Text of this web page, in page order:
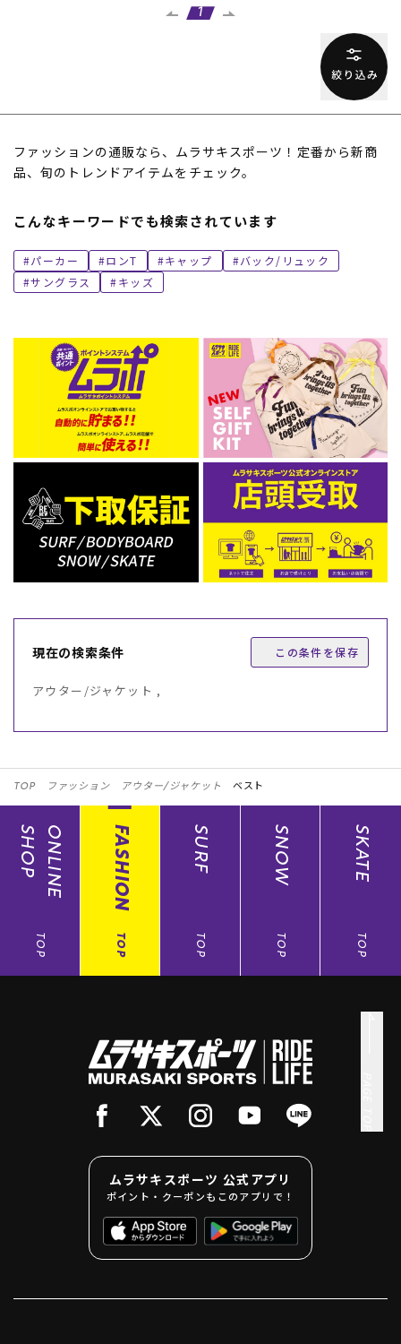
1
ファッションの通販なら、ムラサキスポーツ！定番から新商
品、旬のトレンドアイテムをチェック。
こんなキーワードでも検索されています
パーカー ロンT キャップ
バック/リュック
サングラス
キッズ
現在の検索条件 この条件を保存
アウター/ジャケット ,
TOP ファッション アウター/ジャケット ベスト
ONLINE
SHOP
TOP
FASHION
TOP
SURF
TOP
SNOW
TOP
SKATE
TOP
ムラサキスポーツ 公式アプリ
ポイント・クーポンもこのアプリで！